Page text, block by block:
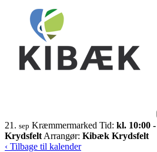
21. sep Kræmmermarked Tid: kl. 10:00
Krydsfelt Arrangør: Kibæk Krydsfelt
‹ Tilbage til kalender